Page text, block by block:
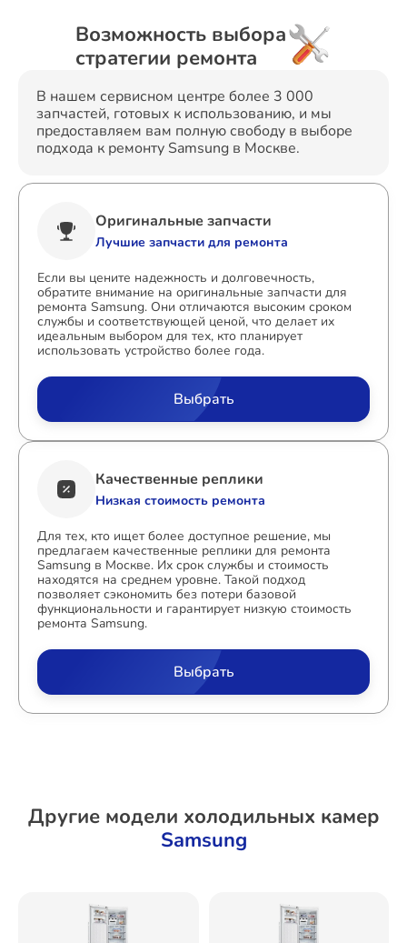
Возможность выбора
стратегии ремонта
В нашем сервисном центре более 3 000
запчастей, готовых к использованию, и мы
предоставляем вам полную свободу в выборе
подхода к ремонту Samsung в Москве.
Оригинальные запчасти
Лучшие запчасти для ремонта
Если вы цените надежность и долговечность,
обратите внимание на оригинальные запчасти для
ремонта Samsung. Они отличаются высоким сроком
службы и соответствующей ценой, что делает их
идеальным выбором для тех, кто планирует
использовать устройство более года.
Выбрать
Качественные реплики
Низкая стоимость ремонта
Для тех, кто ищет более доступное решение, мы
предлагаем качественные реплики для ремонта
Samsung в Москве. Их срок службы и стоимость
находятся на среднем уровне. Такой подход
позволяет сэкономить без потери базовой
функциональности и гарантирует низкую стоимость
ремонта Samsung.
Выбрать
Другие модели холодильных камер
Samsung